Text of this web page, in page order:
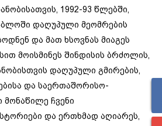
1992-93 წლებში,
დაღუპული მეომრების
და მათ ხსოვნას მიაგეს
მოისმინეს შინდისის ბრძოლის,
დაღუპული გმირების,
და საერთაშორისო-
მონაწილე ჩვენი
და ერთხმად აღიარეს,